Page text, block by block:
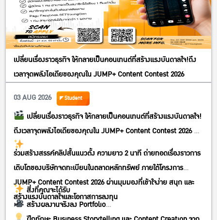
เปลี่ยนเรื่องราวธุรกิจ ให้กลายเป็นคอนเทนต์ที่สร้างแรงบันดาลใจ!ถึง
เวลาจุดพลังไอเดียของคุณใน JUMP+ Content Contest 2026
03 AUG 2026
Student
เปลี่ยนเรื่องราวธุรกิจ ให้กลายเป็นคอนเทนต์ที่สร้างแรงบันดาลใจ!
ถึงเวลาจุดพลังไอเดียของคุณใน JUMP+ Content Contest 2026
ร่วมสร้างสรรค์คลิปสั้นแนวตั้ง ความยาว 2 นาที ถ่ายทอดเรื่องราวการ
เติบโตของบริษัทจดทะเบียนในตลาดหลักทรัพย์ ภายใต้โครงการ
JUMP+ Content Contest 2026 ผ่านมุมมองที่เข้าใจง่าย สนุก และ
สร้างแรงบันดาลใจและโอกาสการลงทุน
สิ่งที่คุณจะได้รับ
สร้างผลงานจริงลง Portfolio